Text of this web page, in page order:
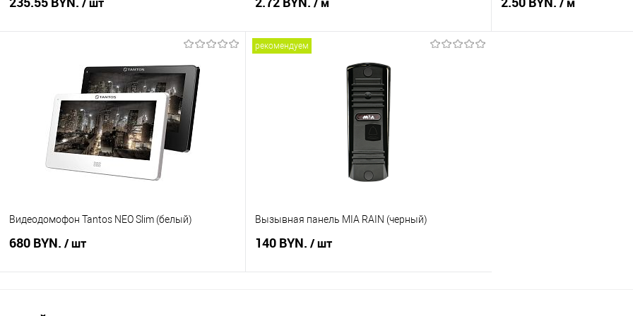
/ шт
Купить в 1 клик
Сравнение
В избранное
В наличии
/ м
В корзину
Сравнение
В наличии
/ м
Видеодомофон Tantos NEO Slim (белый)
680 BYN. / шт
рекомендуем
Вызывная панель MIA RAIN (черный)
140 BYN. / шт